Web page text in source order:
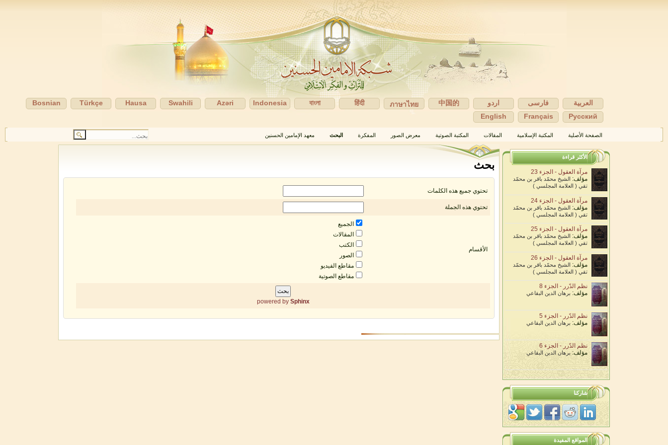
العربية فارسی اردو 中国的
ภาษาไทย
हिंदी
বাংলা
Indonesia
Azəri
Swahili
Hausa
Türkçe
Bosnian
Pусский
Français
English
الصفحة الأصلية المكتبة الإسلامية المقالات المكتبة الصوتية معرض الصور المفكرة البحث معهد الإمامين الحسنين
بحث
تحتوي جميع هذه الكلمات
تحتوي هذه الجملة
الأقسام
الجميع
المقالات
الکتب
الصور
مقاطع الفيديو
مقاطع الصوتية
powered by Sphinx
الأكثر قراءة
مرآة العقول - الجزء 23
مؤلف: الشيخ محمّد باقر بن محمّد
تقي ( العلامة المجلسي )
مرآة العقول - الجزء 24
مؤلف: الشيخ محمّد باقر بن محمّد
تقي ( العلامة المجلسي )
مرآة العقول - الجزء 25
مؤلف: الشيخ محمّد باقر بن محمّد
تقي ( العلامة المجلسي )
مرآة العقول - الجزء 26
مؤلف: الشيخ محمّد باقر بن محمّد
تقي ( العلامة المجلسي )
نظم الدّرر - الجزء 8
مؤلف: برهان الدين البقاعي
نظم الدّرر - الجزء 5
مؤلف: برهان الدين البقاعي
نظم الدّرر - الجزء 6
مؤلف: برهان الدين البقاعي
شاركنا
المواقع المفيدة